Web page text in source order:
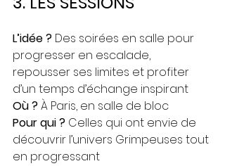
L’idée ? Des soirées en salle pour
progresser en escalade,
repousser ses limites et profiter
d’un temps d’échange inspirant
Où ? À Paris, en salle de bloc
Pour qui ? Celles qui ont envie de
découvrir l’univers Grimpeuses tout
en progressant